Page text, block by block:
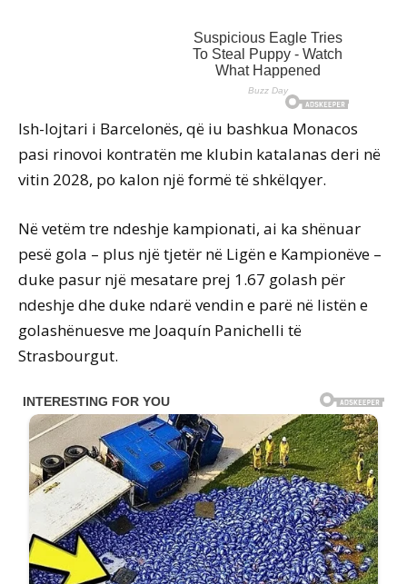
Ish-lojtari i Barcelonës, që iu bashkua Monacos
pasi rinovoi kontratën me klubin katalanas deri në
vitin 2028, po kalon një formë të shkëlqyer.
Në vetëm tre ndeshje kampionati, ai ka shënuar
pesë gola – plus një tjetër në Ligën e Kampionëve –
duke pasur një mesatare prej 1.67 golash për
ndeshje dhe duke ndarë vendin e parë në listën e
golashënuesve me Joaquín Panichelli të
Strasbourgut.